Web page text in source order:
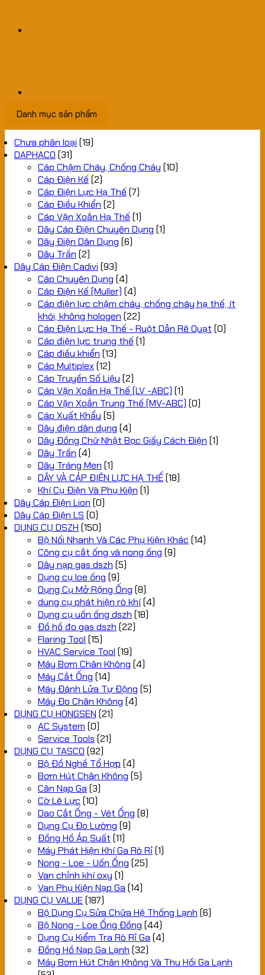
Danh mục sản phẩm
Chưa phân loại (19)
DAPHACO (31)
Cáp Chậm Cháy, Chống Cháy (10)
Cáp Điện Kế (2)
Cáp Điện Lực Hạ Thế (7)
Cáp Điều Khiển (2)
Cáp Vặn Xoắn Hạ Thế (1)
Dây Cáp Điện Chuyên Dụng (1)
Dây Điện Dân Dụng (6)
Dây Trần (2)
Dây Cáp Điện Cadivi (93)
Cáp Chuyên Dụng (4)
Cáp Điện Kế (Muller) (4)
Cáp điện lực chậm cháy, chống cháy hạ thế, ít
khói, không hologen (22)
Cáp Điện Lực Hạ Thế - Ruột Dẫn Rẽ Quạt (0)
Cáp điện lực trung thế (1)
Cáp điều khiển (13)
Cáp Multiplex(12)
Cáp Truyền Số Liệu (2)
Cáp Vặn Xoắn Hạ Thế (LV -ABC) (1)
Cáp Vặn Xoắn Trung Thế (MV-ABC) (0)
Cáp Xuất Khẩu (5)
Dây điện dân dụng (4)
Dây Đồng Chữ Nhật Bọc Giấy Cách Điện (1)
Dây Trần (4)
Dây Tráng Men (1)
DÂY VÀ CÁP ĐIỆN LỰC HẠ THẾ(18)
Khí Cụ Điện Và Phụ Kiện (1)
Dây Cáp Điện Lion (0)
Dây Cáp Điện LS (0)
DỤNG CỤ DSZH (150)
Bộ Nối Nhanh Và Các Phụ Kiện Khác (14)
Công cụ cắt ống và nong ống (9)
Dây nạp gas dszh (5)
Dụng cụ loe ống (9)
Dụng Cụ Mở Rộng Ống (8)
dung cụ phát hiện rò khí(4)
Dụng cụ uốn ống dszh (18)
Đồ hồ đo gas dszh (22)
Flaring Tool (15)
HVAC Service Tool (19)
Máy Bơm Chân Không (4)
Máy Cắt Ống (14)
Máy Đánh Lửa Tự Động (5)
Máy Đo Chân Không (4)
DỤNG CỤ HONGSEN (21)
AC System (0)
Service Tools (21)
DỤNG CỤ TASCO (92)
Bộ Đồ Nghề Tổ Hợp (4)
Bơm Hút Chân Không (5)
Cân Nạp Ga (3)
Cờ Lê Lực (10)
Dao Cắt Ống - Vét Ống (8)
Dụng Cụ Đo Lường (9)
Đồng Hồ Áp Suất (11)
Máy Phát Hiện Khí Ga Rò Rỉ(1)
Nong - Loe - Uốn Ống (25)
Van chỉnh khí oxy (1)
Van Phụ Kiện Nạp Ga (14)
DỤNG CỤ VALUE (187)
Bộ Dụng Cụ Sửa Chữa Hệ Thống Lạnh (6)
Bộ Nong - Loe Ống Đồng (44)
Dụng Cụ Kiểm Tra Rò Rỉ Ga (4)
Đồng Hồ Nạp Ga Lạnh (32)
Máy Bơm Hút Chân Không Và Thu Hồi Ga Lạnh